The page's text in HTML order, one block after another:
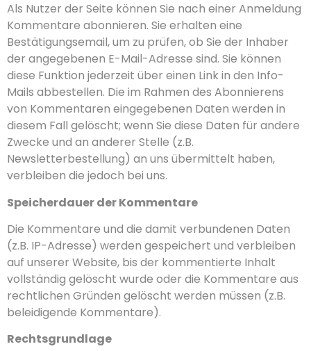
Als Nutzer der Seite können Sie nach einer Anmeldung
Kommentare abonnieren. Sie erhalten eine
Bestätigungsemail, um zu prüfen, ob Sie der Inhaber
der angegebenen E-Mail-Adresse sind. Sie können
diese Funktion jederzeit über einen Link in den Info-
Mails abbestellen. Die im Rahmen des Abonnierens
von Kommentaren eingegebenen Daten werden in
diesem Fall gelöscht; wenn Sie diese Daten für andere
Zwecke und an anderer Stelle (z.B.
Newsletterbestellung) an uns übermittelt haben,
verbleiben die jedoch bei uns.
Speicherdauer der Kommentare
Die Kommentare und die damit verbundenen Daten
(z.B. IP-Adresse) werden gespeichert und verbleiben
auf unserer Website, bis der kommentierte Inhalt
vollständig gelöscht wurde oder die Kommentare aus
rechtlichen Gründen gelöscht werden müssen (z.B.
beleidigende Kommentare).
Rechtsgrundlage